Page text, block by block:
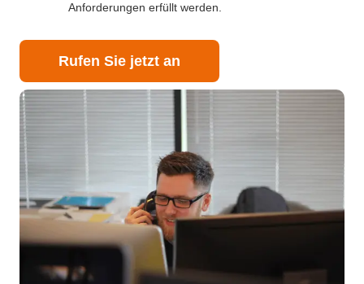
Anforderungen erfüllt werden.
Rufen Sie jetzt an